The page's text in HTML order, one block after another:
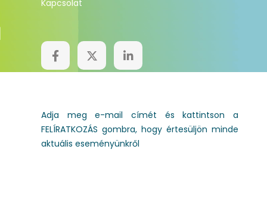
Kapcsolat
Adja meg e-mail címét és kattintson a
FELÍRATKOZÁS gombra, hogy értesüljön minde
aktuális eseményünkről